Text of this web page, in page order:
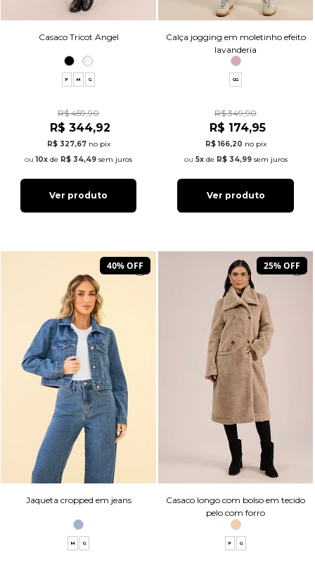
Casaco Tricot Angel
P M G
R$ 459,90
R$ 344,92
R$ 327,67 no pix
10x de R$ 34,49 sem juros
Ver produto
Calça jogging em moletinho efeito
lavanderia
GG
R$ 349,90
R$ 174,95
R$ 166,20 no pix
5xde R$ 34,99sem juros
Ver produto
40% OFF
Jaqueta cropped em jeans
M G
25% OFF
Casaco longo com bolso em tecido
pelo com forro
P G